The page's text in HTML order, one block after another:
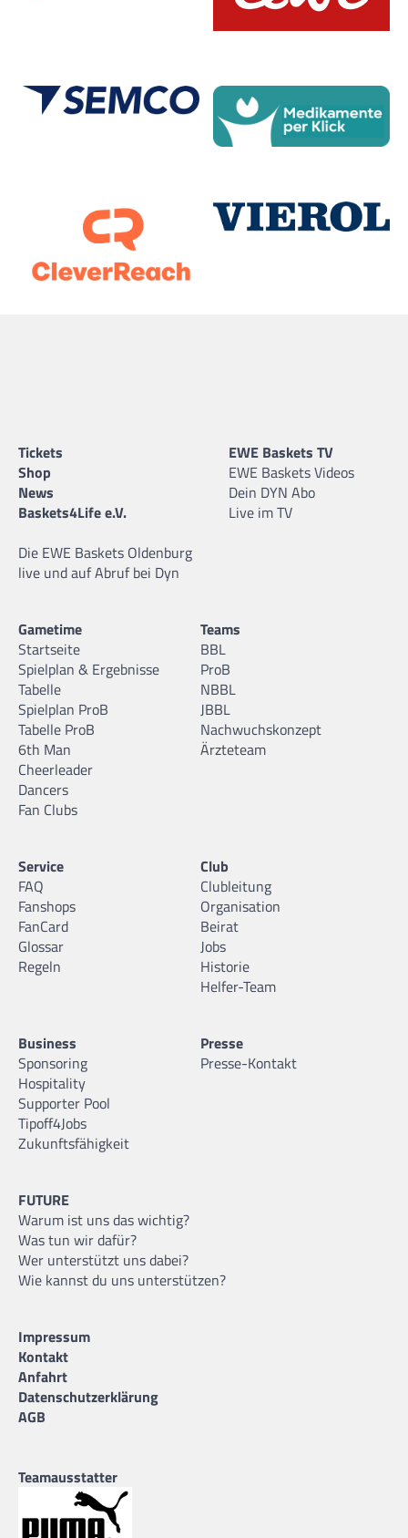
Tickets
Shop
News
Baskets4Life e.V.
Die EWE Baskets Oldenburg
live und auf Abruf bei Dyn
EWE Baskets TV
EWE Baskets Videos
Dein DYN Abo
Live im TV
Gametime
Startseite
Spielplan & Ergebnisse
Tabelle
Spielplan ProB
Tabelle ProB
6th Man
Cheerleader
Dancers
Fan Clubs
Teams
BBL
ProB
NBBL
JBBL
Nachwuchskonzept
Ärzteteam
Service
FAQ
Fanshops
FanCard
Glossar
Regeln
Club
Clubleitung
Organisation
Beirat
Jobs
Historie
Helfer-Team
Business
Sponsoring
Hospitality
Supporter Pool
Tipoff4Jobs
Zukunftsfähigkeit
Presse
Presse-Kontakt
FUTURE
Warum ist uns das wichtig?
Was tun wir dafür?
Wer unterstützt uns dabei?
Wie kannst du uns unterstützen?
Impressum
Kontakt
Anfahrt
Datenschutzerklärung
AGB
Teamausstatter